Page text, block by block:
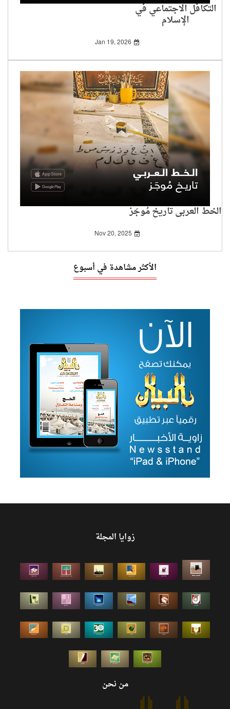
التكافل الاجتماعي في
الإسلام
Jan 19, 2026
الخط العربي تاريخ مُوجَز
Nov 20, 2025
الأكثر مشاهدة في أسبوع
زوايا المجلة
من نحن